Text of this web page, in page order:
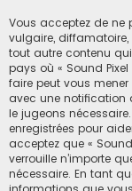
Vous acceptez de ne
vulgaire,
tout autre contenu
pays où « Sound
faire peut vous
avec une notification
le jugeons
enregistrées pour
acceptez que «
verrouille n’importe
nécessaire. En tant